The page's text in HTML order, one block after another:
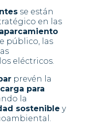
se están
en las
aparcamiento
público, las
eléctricos.
prevén la
para
la
sostenible y